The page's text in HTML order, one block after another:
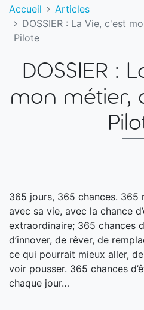
Accueil
Articles
DOSSIER : La Vie, c'est
Pilote
DOSSIER :
mon métier,
365 jours, 365 chances. 365
avec sa vie, avec la chance
extraordinaire; 365 chances
d’innover, de rêver, de
ce qui pourrait mieux aller,
voir pousser. 365 chances
chaque jour…